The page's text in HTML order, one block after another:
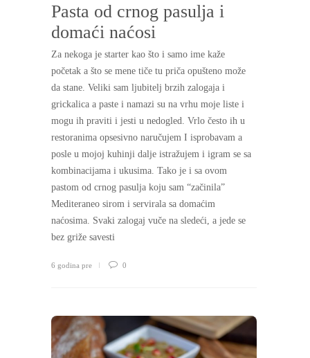
Pasta od crnog pasulja i
domaći naćosi
Za nekoga je starter kao što i samo ime kaže
početak a što se mene tiče tu priča opušteno može
da stane. Veliki sam ljubitelj brzih zalogaja i
grickalica a paste i namazi su na vrhu moje liste i
mogu ih praviti i jesti u nedogled. Vrlo često ih u
restoranima opsesivno naručujem I isprobavam a
posle u mojoj kuhinji dalje istražujem i igram se sa
kombinacijama i ukusima. Tako je i sa ovom
pastom od crnog pasulja koju sam “začinila”
Mediteraneo sirom i servirala sa domaćim
naćosima. Svaki zalogaj vuče na sledeći, a jede se
bez griže savesti
6 godina pre 0